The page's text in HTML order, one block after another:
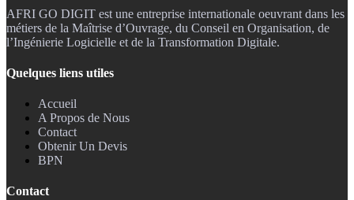
AFRI GO DIGIT est une entreprise internationale oeuvrant dans les
métiers de la Maîtrise d’Ouvrage, du Conseil en Organisation, de
l’Ingénierie Logicielle et de la Transformation Digitale.
Quelques liens utiles
Accueil
A Propos de Nous
Contact
Obtenir Un Devis
BPN
Contact